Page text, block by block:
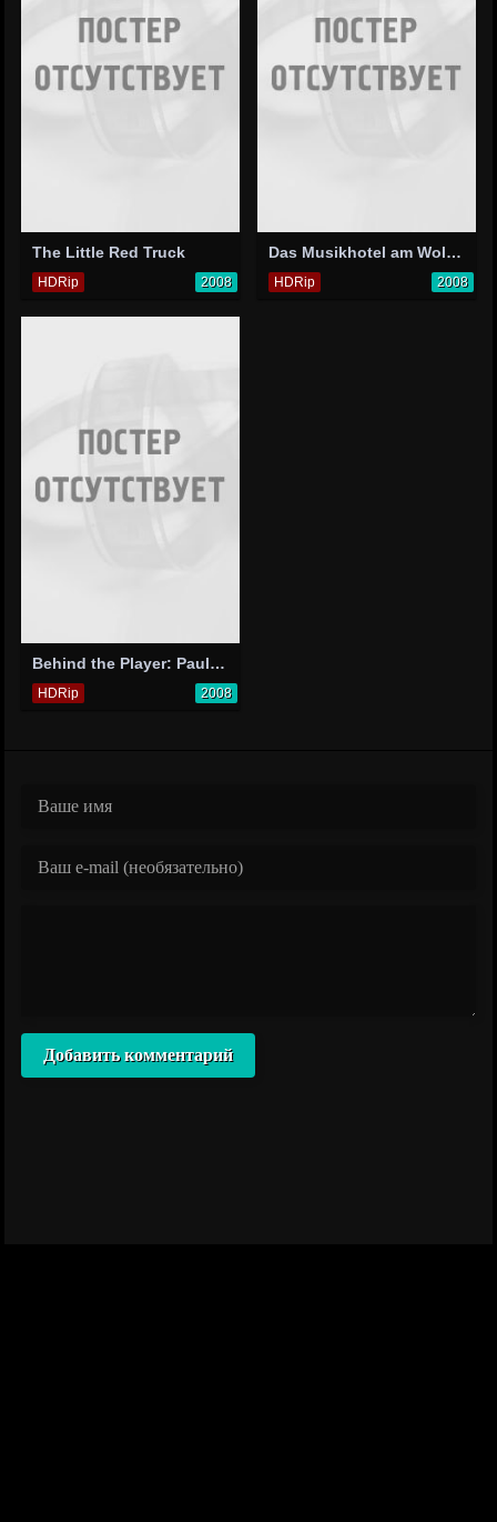
The Little Red Truck
HDRip 2008
Das Musikhotel am Wolfgangsee
HDRip 2008
Behind the Player: Paul Gray
HDRip 2008
Добавить комментарий